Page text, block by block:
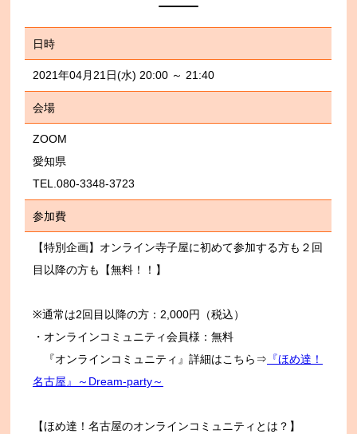
日時
2021年04月21日(水) 20:00 ～ 21:40
会場
ZOOM
愛知県
TEL.080-3348-3723
参加費
【特別企画】オンライン寺子屋に初めて参加する方も２回
目以降の方も【無料！！】
※通常は2回目以降の方：2,000円（税込）
・オンラインコミュニティ会員様：無料
『オンラインコミュニティ』詳細はこちら⇒ 『ほめ達！
名古屋』～Dream-party～
【ほめ達！名古屋のオンラインコミュニティとは？】